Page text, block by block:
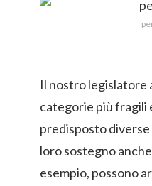
Il nostro legislatore
categorie più fragili
predisposto
loro sostegno
esempio, possono